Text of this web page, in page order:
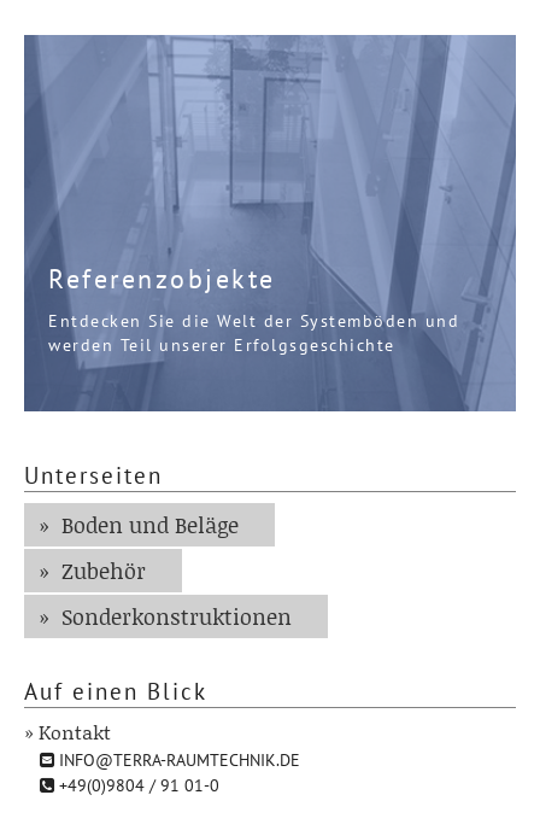
Referenzobjekte
Entdecken Sie die Welt der Systemböden und
werden Teil unserer Erfolgsgeschichte
Unterseiten
Boden und Beläge
Zubehör
Sonderkonstruktionen
Auf einen Blick
» Kontakt
INFO@TERRA-RAUMTECHNIK.DE
+49(0)9804 / 91 01-0